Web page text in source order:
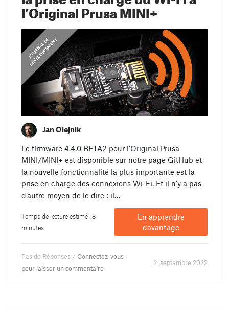
l’Original Prusa MINI+
J
O
U
R
N
A
L
D
E
D
É
V
E
L
O
P
P
E
M
E
N
T
Jan Olejnik
Le firmware 4.4.0 BETA2 pour l’Original Prusa
MINI/MINI+ est disponible sur notre page GitHub et
la nouvelle fonctionnalité la plus importante est la
prise en charge des connexions Wi-Fi. Et il n’y a pas
d’autre moyen de le dire : il…
Temps de lecture estimé : 8
minutes
En apprendre
davantage
Pas de Réponses / Connectez-vous
pour laisser un commentaire
2. septembre 2022